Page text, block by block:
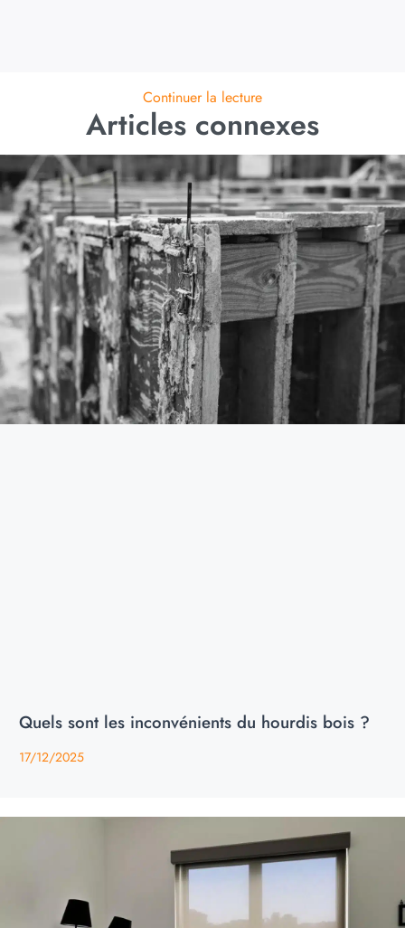
Continuer la lecture
Articles connexes
Quels sont les inconvénients du hourdis bois ?
17/12/2025